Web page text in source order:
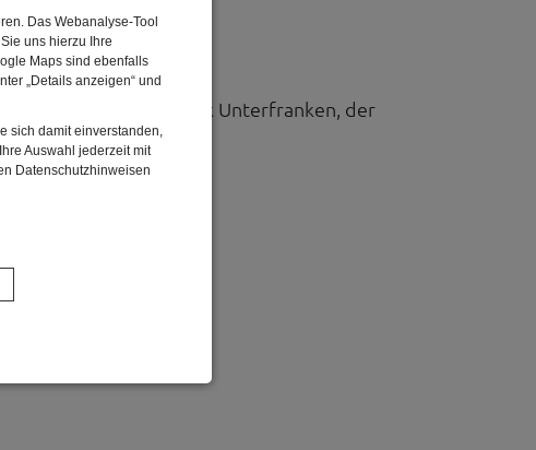
Das Webanalyse-Tool
uns hierzu Ihre
Maps sind ebenfalls
„Details anzeigen“ und
sich damit einverstanden,
Auswahl jederzeit mit
Datenschutzhinweisen
Daten
Fladungen.
werden der Bezirk Unterfranken, der